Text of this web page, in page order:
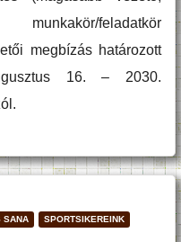
munkakör/feladatkör
megbízás határozott
16. – 2030.
SANA SPORTSIKEREINK